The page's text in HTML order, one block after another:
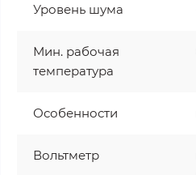
Уровень шума
Мин. рабочая
температура
Особенности
Вольтметр